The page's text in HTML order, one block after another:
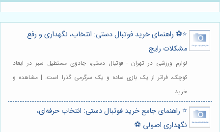
⭐️⚽️ راهنمای خرید فوتبال دستی: انتخاب، نگهداری و رفع
مشکلات رایج
لوازم ورزشی در تهران - فوتبال دستی، جادوی مستطیل سبز در ابعاد
کوچک، فراتر از یک بازی ساده و یک سرگرمی گذرا است. | مشاهده و
خرید
⭐️ راهنمای جامع خرید فوتبال دستی: انتخاب حرفه‌ای،
نگهداری اصولی ⚽️